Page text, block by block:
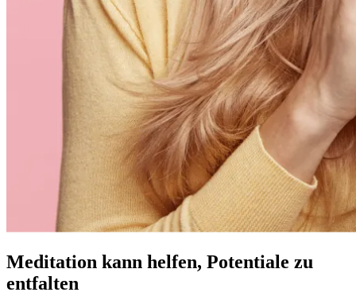
Meditation kann helfen, Potentiale zu
entfalten